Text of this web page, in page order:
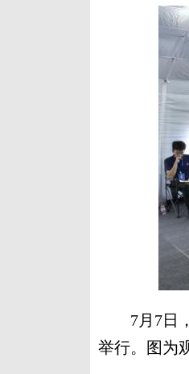
7月7日，
举行。图为